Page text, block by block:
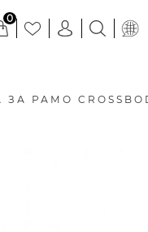
0
РАМО